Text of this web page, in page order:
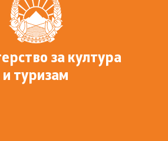
за култура
и туризам